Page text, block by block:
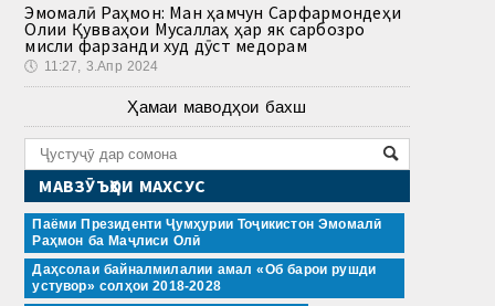
Эмомалӣ Раҳмон: Ман ҳамчун Сарфармондеҳи
Олии Қувваҳои Мусаллаҳ ҳар як сарбозро
мисли фарзанди худ дӯст медорам
🕔 11:27, 3.Апр 2024
Ҳамаи маводҳои бахш
МАВЗӮЪҲОИ МАХСУС
Паёми Президенти Ҷумҳурии Тоҷикистон Эмомалӣ
Раҳмон ба Маҷлиси Олӣ
Даҳсолаи байналмилалии амал «Об барои рушди
устувор» солҳои 2018-2028